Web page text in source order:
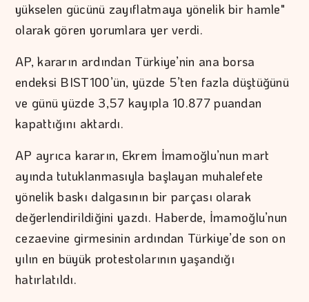
yükselen gücünü zayıflatmaya yönelik bir hamle"
olarak gören yorumlara yer verdi.
AP, kararın ardından Türkiye’nin ana borsa
endeksi BIST100’ün, yüzde 5’ten fazla düştüğünü
ve günü yüzde 3,57 kayıpla 10.877 puandan
kapattığını aktardı.
AP ayrıca kararın, Ekrem İmamoğlu’nun mart
ayında tutuklanmasıyla başlayan muhalefete
yönelik baskı dalgasının bir parçası olarak
değerlendirildiğini yazdı. Haberde, İmamoğlu’nun
cezaevine girmesinin ardından Türkiye’de son on
yılın en büyük protestolarının yaşandığı
hatırlatıldı.